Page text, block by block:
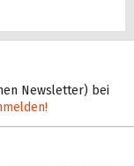
Newsletter) bei